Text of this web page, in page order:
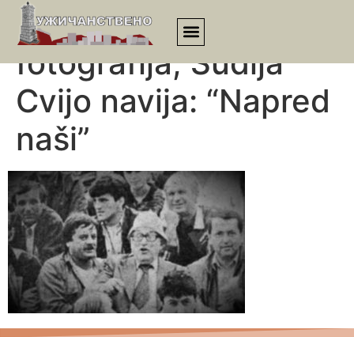
. Novinska
fotografija; Sudija
Cvijo navija: “Napred
naši”